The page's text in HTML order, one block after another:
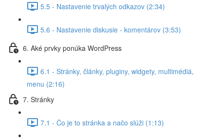
5.5 - Nastavenie trvalých odkazov (2:34)
5.6 - Nastavenie diskusie - komentárov (3:53)
6. Aké prvky ponúka WordPress
6.1 - Stránky, články, pluginy, widgety, multimédiá,
menu (2:16)
7. Stránky
7.1 - Čo je to stránka a načo slúži (1:13)